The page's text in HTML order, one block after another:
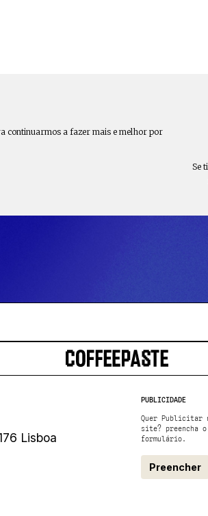
continuarmos a fazer mais e melhor por
Se
Lisboa
PUBLICIDADE
Quer Publicitar
site? preencha o
formulário.
Preencher